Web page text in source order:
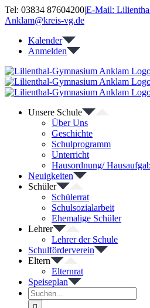
Zum
Inhalt
Tel: 03834 87604200|E-Mail:
Anklam@kreis-vg.de
Kalender
Anmelden
Unsere Schule
Über Uns
Geschichte
Schulprogramm
Unterricht
Hausordnung/
Neuigkeiten
Schüler
Schülerrat
Schulsozialarbeit
Ehemalige Schüler
Lehrer
Lehrer der Schule
Schulförderverein
Eltern
Elternrat
Speiseplan
Suche
nach: